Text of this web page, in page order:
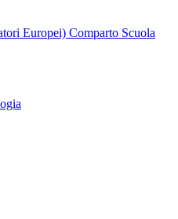
Europei) Comparto Scuola